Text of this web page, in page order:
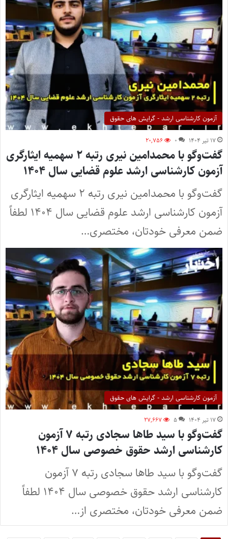
آزمون کارشناسی ارشد - گرایش های حقوق
۱۷ تیر ۱۴۰۴ ۰ ۲۰,۷۵۶
گفت‌وگو با محمدامین نیری رتبه ۲ سهمیه ایثارگری
آزمون کارشناسی ارشد علوم قضایی سال ۱۴۰۴
گفت‌وگو با محمدامین نیری رتبه ۲ سهمیه ایثارگری
آزمون کارشناسی ارشد علوم قضایی سال ۱۴۰۴ لطفاً
ضمن معرفی خودتان، مختصری…
آزمون کارشناسی ارشد - گرایش های حقوق
۱۷ تیر ۱۴۰۴ ۵ ۲۷,۶۶۷
گفت‌وگو با سید طاها سجادی رتبه ۷ آزمون
کارشناسی ارشد حقوق خصوصی سال ۱۴۰۴
گفت‌وگو با سید طاها سجادی رتبه ۷ آزمون
کارشناسی ارشد حقوق خصوصی سال ۱۴۰۴ لطفاً
ضمن معرفی خودتان، مختصری از…